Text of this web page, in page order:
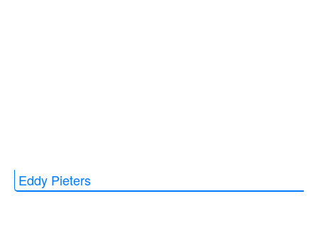
Eddy Pieters